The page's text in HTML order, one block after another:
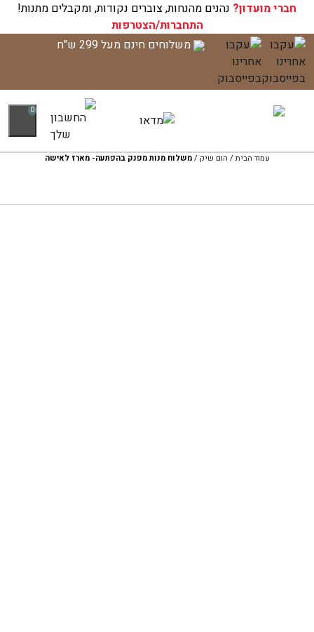
חברי מועדון? נהנים מהנחות, צוברים נקודות, ומקבלים מתנות!
התחברות/הצטרפות
דלג
לתוכן
משלוחים חינם מעל 299 ש"ח
0
עגלת הקניות שלך ריקה כעת!
עמוד הבית/ הום שיק/משלוח מנות מפנק בהפתעה- מארז לאישה